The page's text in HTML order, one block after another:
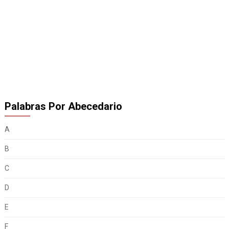
Palabras Por Abecedario
A
B
C
D
E
F